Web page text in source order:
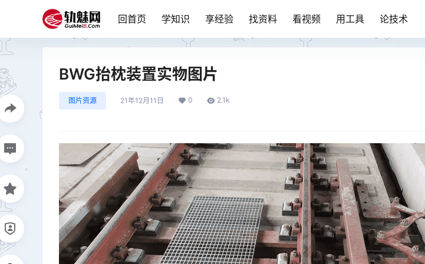
回首页 学知识 享经验 找资料 看视频 用工具 论技术
BWG抬枕装置实物图片
图片资源 21年12月11日 0 2.1k